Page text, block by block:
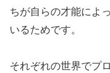
ちが自らの才能によ
いるためです。
それぞれの世界でプ